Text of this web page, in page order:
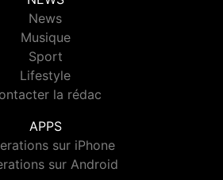
News
Musique
Sport
Lifestyle
la rédac
APPS
sur iPhone
sur Android